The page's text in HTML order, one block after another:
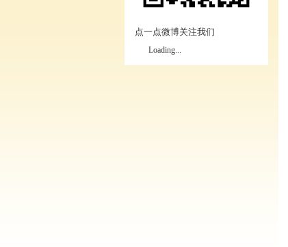
点一点微博关注我们
Loading...